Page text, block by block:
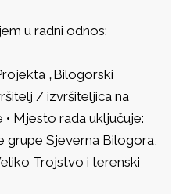
u radni odnos:
„Bilogorski
/ izvršiteljica na
Mjesto rada uključuje:
grupe Sjeverna Bilogora,
Trojstvo i terenski